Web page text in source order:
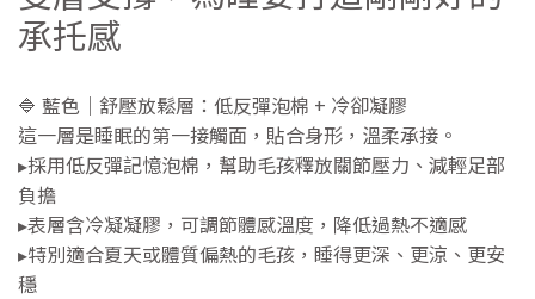
承托感
🔷 藍色｜舒壓放鬆層：低反彈泡棉 + 冷卻凝膠
這一層是睡眠的第一接觸面，貼合身形，溫柔承接。
▸採用低反彈記憶泡棉，幫助毛孩釋放關節壓力、減輕足部
負擔
▸表層含冷凝凝膠，可調節體感溫度，降低過熱不適感
▸特別適合夏天或體質偏熱的毛孩，睡得更深、更涼、更安
穩